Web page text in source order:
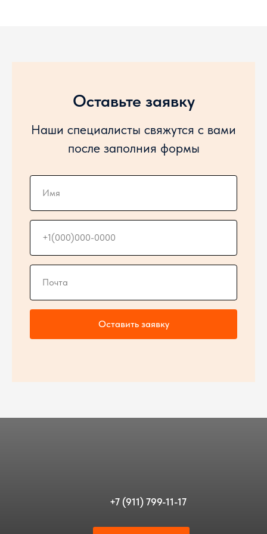
Оставьте заявку
Наши специалисты свяжутся с вами
после заполния формы
Оставить заявку
+7 (911) 799-11-17